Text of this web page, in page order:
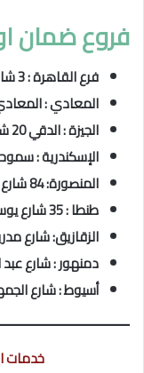
فروع ضمان
فرع القاهرة : 3 شارع صلاح سالم
المعادي : المعادي
الجيزة : الدقي 20 شارع جمال سالم
الإسكندرية :
المنصورة: 84 شارع المشاية السفلية
طنطا : 35 شارع يوسف الصديق
الزقازيق: شارع
دمنهور : شارع
أسيوط : شارع
خدمات